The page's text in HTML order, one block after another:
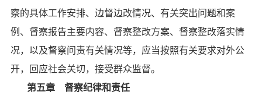
察的具体工作安排、边督边改情况、有关突出问题和案
例、督察报告主要内容、督察整改方案、督察整改落实情
况，以及督察问责有关情况等，应当按照有关要求对外公
开，回应社会关切，接受群众监督。
第五章 督察纪律和责任